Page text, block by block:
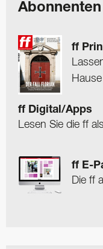
ff
ff Digital/Apps
Lesen Sie die ff
ff E-
Die ff